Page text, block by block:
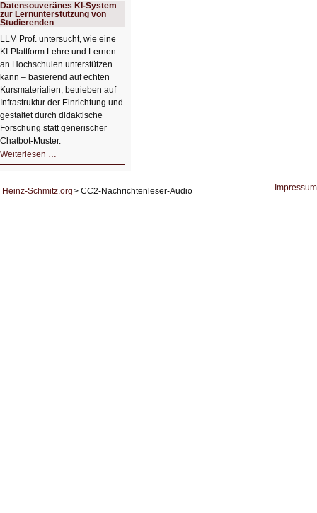
der
KI
Datensouveränes KI-System
zur Lernunterstützung von
Studierenden
LLM Prof. untersucht, wie eine
KI‑Plattform Lehre und Lernen
an Hochschulen unterstützen
kann – basierend auf echten
Kursmaterialien, betrieben auf
Infrastruktur der Einrichtung und
gestaltet durch didaktische
Forschung statt generischer
Chatbot‑Muster.
Weiterlesen …
KI-
Lernunterstützung
von
Heinz-Schmitz.org CC2-Nachrichtenleser-Audio Impressum